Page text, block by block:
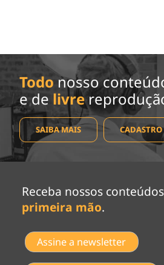
Todo nosso
e de livre
SAIBA MAIS
Receba nossos
primeira mão.
Assine a newsletter